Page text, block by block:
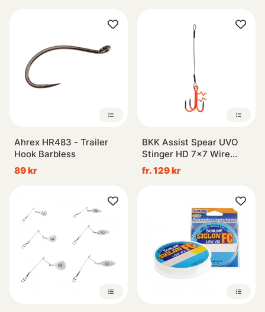
Ahrex HR483 - Trailer
Hook Barbless
89 kr
BKK Assist Spear UVO
Stinger HD 7x7 Wire
(Pike)
fr. 129 kr